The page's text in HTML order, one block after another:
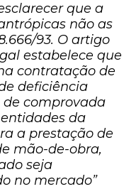
que a
não as
93. O artigo
estabelece que
contratação de
deficiência
de comprovada
da
a prestação de
mão-de-obra,
seja
no mercado”